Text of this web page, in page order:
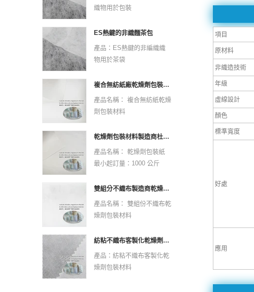
織物用於包裝
非織造技術：熱鍵
樣本：可以免費提供，貨運
要收集
應用程序：
罩，尿布，床單，窗簾，枕
頭套，衛生等
包裝（25-30GSM）：茶
ES熱鍵的非織麵茶包
產品：ES熱鍵的非編織織
物用於茶袋
非織造技術：熱鍵
樣本：可以免費提供，貨運
要收集
應用程序：
罩，尿布，床單，窗簾，枕
頭套，衛生等
包裝（25-30GSM）：茶
複合無紡紙廠乾燥劑包裝材料
產品名稱： 複合無紡紙乾燥
劑包裝材料
材質：複合無紡紙
Pantone顏色依顧客要求
重量：依尺寸和材質、厚度
交貨時間：確認最終藝術品
乾燥劑包裝材料製造商杜邦材料乾燥劑包裝紙
產品名稱： 乾燥劑包裝紙
最小起訂量：1000 公斤
規格：客製尺寸。
重量：依尺寸和材質、厚度
交貨時間：確認最終藝術品
和訂單後 10-15 天
雙組分不織布製造商乾燥劑包裝材料
產品名稱： 雙組份不織布乾
燥劑包裝材料
材質：雙組分不織布
紡粘不織布客製化乾燥劑包裝材料
產品：紡粘不織布客製化乾
燥劑包裝材料
項目
原材料
非織造技術
年級
虛線設計
顏色
標準寬度
好處
應用